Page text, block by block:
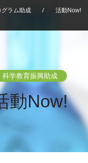
ラム助成 / 活動Now!
科学教育振興助成
動Now!